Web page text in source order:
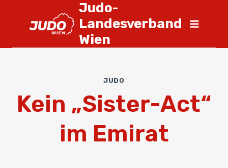
Judo-
Landesverband
Wien
JUDO
Kein „Sister-Act“
im Emirat